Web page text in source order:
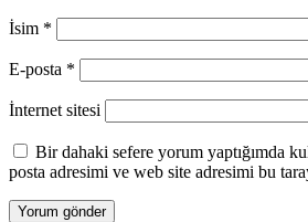
İsim *
E-posta *
İnternet sitesi
Bir dahaki sefere yorum yaptığımda
posta adresimi ve web site adresimi bu